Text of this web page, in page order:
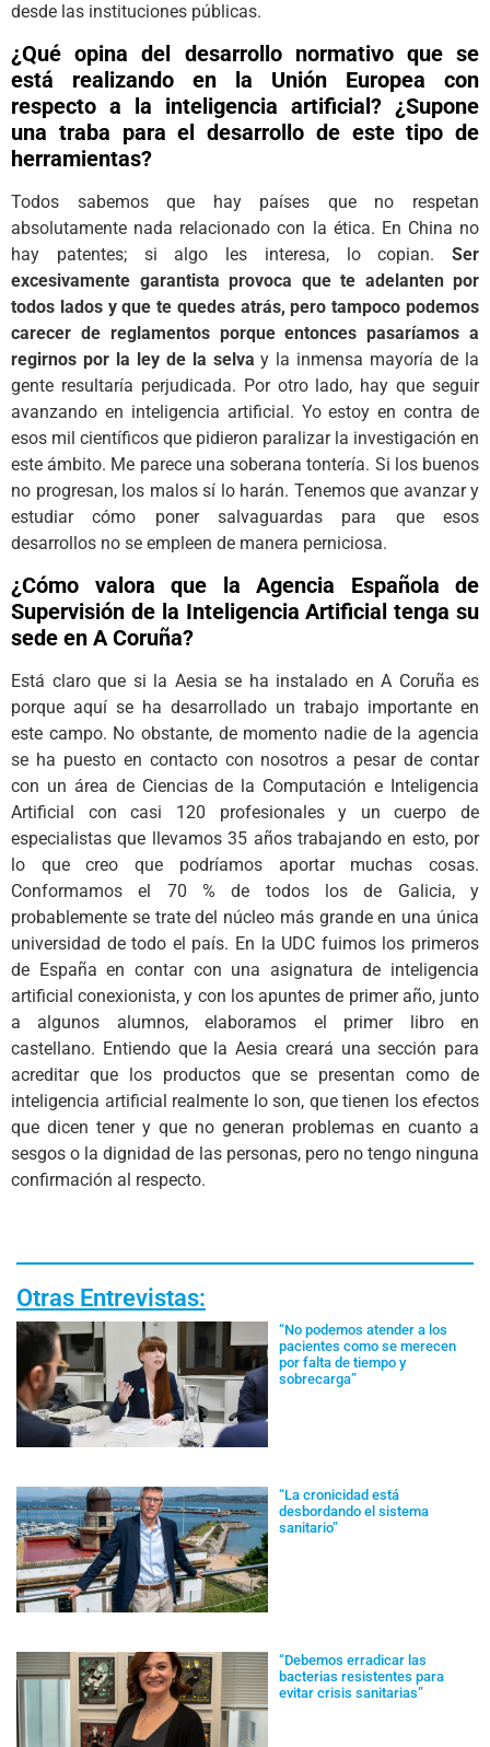
desde las instituciones públicas.
¿Qué opina del desarrollo normativo que se
está realizando en la Unión Europea con
respecto a la inteligencia artificial? ¿Supone
una traba para el desarrollo de este tipo de
herramientas?
Todos sabemos que hay países que no respetan
absolutamente nada relacionado con la ética. En China no
hay patentes; si algo les interesa, lo copian. Ser
excesivamente garantista provoca que te adelanten por
todos lados y que te quedes atrás, pero tampoco podemos
carecer de reglamentos porque entonces pasaríamos a
regirnos por la ley de la selva y la inmensa mayoría de la
gente resultaría perjudicada. Por otro lado, hay que seguir
avanzando en inteligencia artificial. Yo estoy en contra de
esos mil científicos que pidieron paralizar la investigación en
este ámbito. Me parece una soberana tontería. Si los buenos
no progresan, los malos sí lo harán. Tenemos que avanzar y
estudiar cómo poner salvaguardas para que esos
desarrollos no se empleen de manera perniciosa.
¿Cómo valora que la Agencia Española de
Supervisión de la Inteligencia Artificial tenga su
sede en A Coruña?
Está claro que si la Aesia se ha instalado en A Coruña es
porque aquí se ha desarrollado un trabajo importante en
este campo. No obstante, de momento nadie de la agencia
se ha puesto en contacto con nosotros a pesar de contar
con un área de Ciencias de la Computación e Inteligencia
Artificial con casi 120 profesionales y un cuerpo de
especialistas que llevamos 35 años trabajando en esto, por
lo que creo que podríamos aportar muchas cosas.
Conformamos el 70 % de todos los de Galicia, y
probablemente se trate del núcleo más grande en una única
universidad de todo el país. En la UDC fuimos los primeros
de España en contar con una asignatura de inteligencia
artificial conexionista, y con los apuntes de primer año, junto
a algunos alumnos, elaboramos el primer libro en
castellano. Entiendo que la Aesia creará una sección para
acreditar que los productos que se presentan como de
inteligencia artificial realmente lo son, que tienen los efectos
que dicen tener y que no generan problemas en cuanto a
sesgos o la dignidad de las personas, pero no tengo ninguna
confirmación al respecto.
Otras Entrevistas:
“No podemos atender a los
pacientes como se merecen
por falta de tiempo y
sobrecarga”
“La cronicidad está
desbordando el sistema
sanitario”
“Debemos erradicar las
bacterias resistentes para
evitar crisis sanitarias”